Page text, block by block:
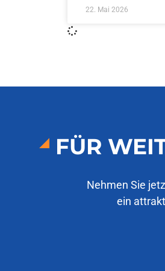
22. Mai 2026
FÜR
Nehmen Sie
ein